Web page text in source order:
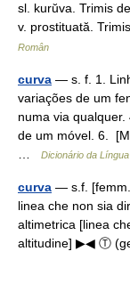
sl. kurŭva. Trimis
v. prostituată.
Român
curva — s. f. 1.
variações de um
numa via
de um móvel. 6.
Dicionário da
curva — s.f.
linea che non sia
altimetrica [linea
altitudine] ▶◀ Ⓣ